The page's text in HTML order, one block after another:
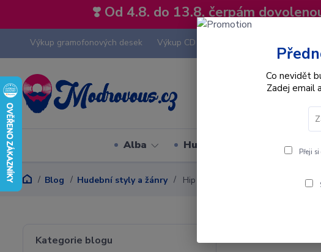
❣️ Od 4.8. do 13.8. čerpám
Výkup gramofonových desek Výkup CD
Alba Hudební styly
Blog Hudební styly a žánry Hip Hop - hudební styl
Kategorie blogu Hip Hop
Co nevidět
Zadej email
Přeji